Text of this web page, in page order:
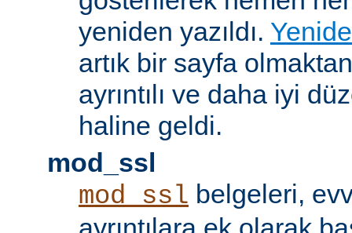
yeniden yazıldı.
artık bir sayfa
ayrıntılı ve daha iyi
haline geldi.
mod_ssl
mod_ssl belgeleri,